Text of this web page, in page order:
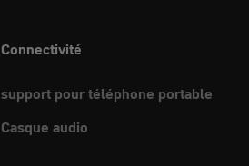
Connectivité
support pour téléphone portable
Casque audio